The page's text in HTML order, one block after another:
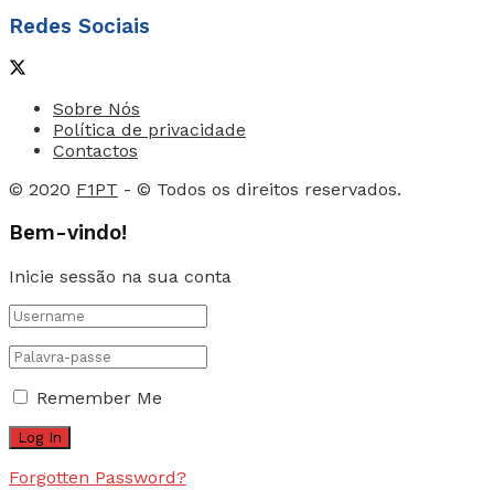
Redes Sociais
Sobre Nós
Política de privacidade
Contactos
© 2020 F1PT - © Todos os direitos reservados.
Bem-vindo!
Inicie sessão na sua conta
Remember Me
Forgotten Password?